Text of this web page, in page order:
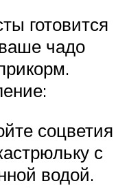
готовится
чадо
соцветия
с
водой.